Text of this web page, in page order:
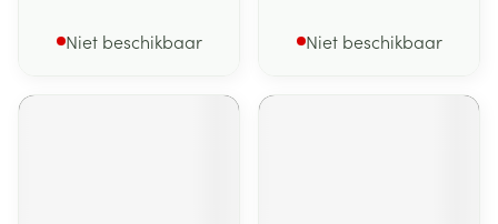
Niet beschikbaar Niet beschikbaar